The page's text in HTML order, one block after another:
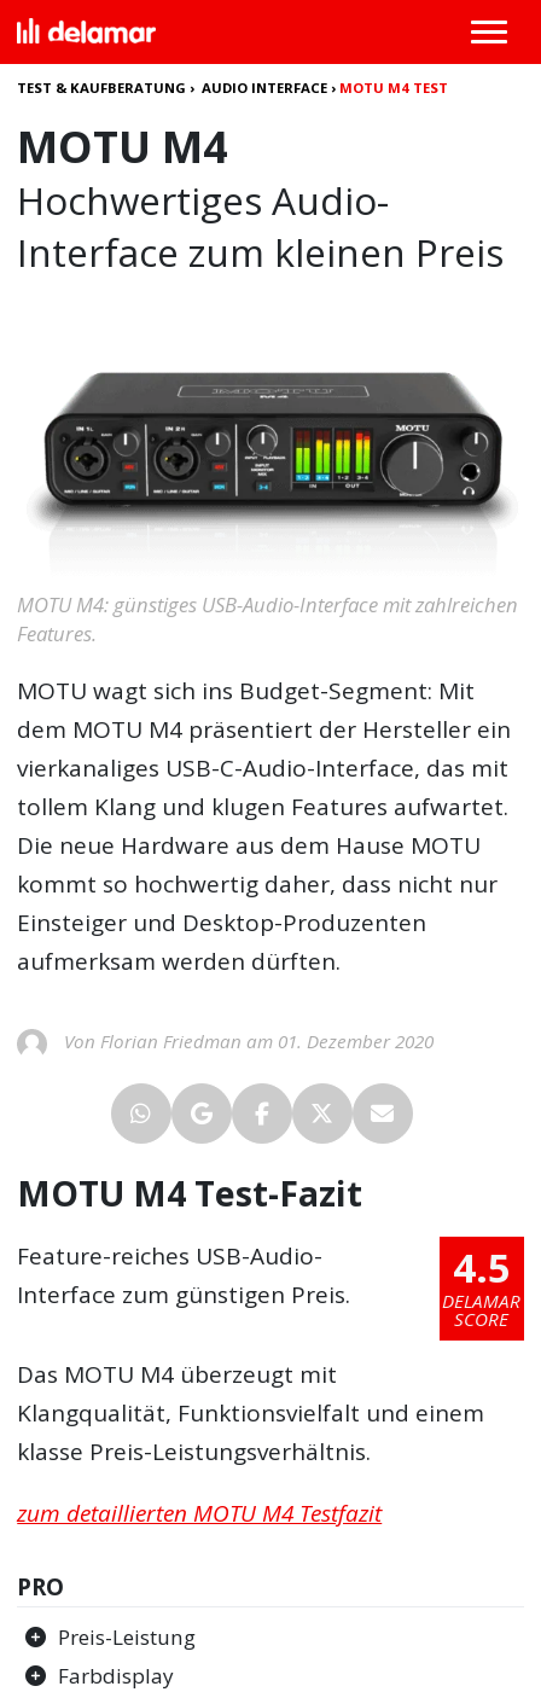
TEST & KAUFBERATUNG ›AUDIO INTERFACE › MOTU M4 TEST
MOTU M4
Hochwertiges Audio-
Interface zum kleinen Preis
MOTU M4: günstiges USB-Audio-Interface mit zahlreichen
Features.
MOTU wagt sich ins Budget-Segment: Mit
dem MOTU M4 präsentiert der Hersteller ein
vierkanaliges USB-C-Audio-Interface, das mit
tollem Klang und klugen Features aufwartet.
Die neue Hardware aus dem Hause MOTU
kommt so hochwertig daher, dass nicht nur
Einsteiger und Desktop-Produzenten
aufmerksam werden dürften.
Von Florian Friedman am 01. Dezember 2020
MOTU M4 Test-Fazit
4.5
DELAMAR
SCORE
Feature-reiches USB-Audio-
Interface zum günstigen Preis.
Das MOTU M4 überzeugt mit
Klangqualität, Funktionsvielfalt und einem
klasse Preis-Leistungsverhältnis.
zum detaillierten MOTU M4 Testfazit
PRO
Preis-Leistung
Farbdisplay